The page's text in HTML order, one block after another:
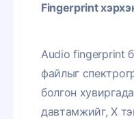
Fingerprint
Audio fingerprint
файлыг
болгон
давтамжийг, X